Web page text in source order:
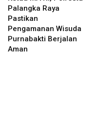
Palangka Raya
Pastikan
Pengamanan Wisuda
Purnabakti Berjalan
Aman